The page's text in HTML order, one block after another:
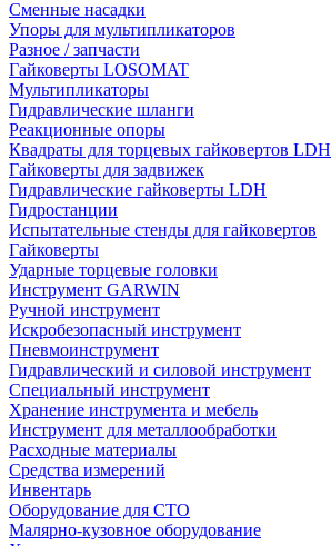
Сменные насадки
Упоры для мультипликаторов
Разное / запчасти
Гайковерты LOSOMAT
Мультипликаторы
Гидравлические шланги
Реакционные опоры
Квадраты для торцевых гайковертов LDH
Гайковерты для задвижек
Гидравлические гайковерты LDH
Гидростанции
Испытательные стенды для гайковертов
Гайковерты
Ударные торцевые головки
Инструмент GARWIN
Ручной инструмент
Искробезопасный инструмент
Пневмоинструмент
Гидравлический и силовой инструмент
Специальный инструмент
Хранение инструмента и мебель
Инструмент для металлообработки
Расходные материалы
Средства измерений
Инвентарь
Оборудование для СТО
Малярно-кузовное оборудование